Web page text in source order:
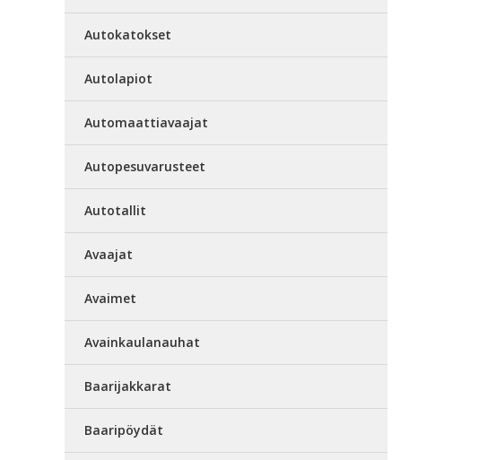
Autokatokset
Autolapiot
Automaattiavaajat
Autopesuvarusteet
Autotallit
Avaajat
Avaimet
Avainkaulanauhat
Baarijakkarat
Baaripöydät